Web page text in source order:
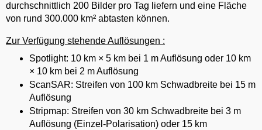
durchschnittlich 200 Bilder pro Tag liefern und eine Fläche
von rund 300.000 km² abtasten können.
Zur Verfügung stehende Auflösungen :
Spotlight: 10 km × 5 km bei 1 m Auflösung oder 10 km
× 10 km bei 2 m Auflösung
ScanSAR: Streifen von 100 km Schwadbreite bei 15 m
Auflösung
Stripmap: Streifen von 30 km Schwadbreite bei 3 m
Auflösung (Einzel-Polarisation) oder 15 km